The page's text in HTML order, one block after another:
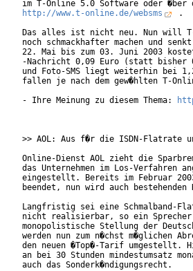
http://www.t-online.de/websms
.
Das alles ist nicht neu. Nun will
noch schmackhafter machen und
22. Mai bis zum 03. Juni 2003
-Nachricht 0,09 Euro (statt bisher
und Foto-SMS liegt weiterhin bei
fallen je nach dem gew�hlten T-
- Ihre Meinung zu diesem Thema:
>> AOL: Aus f�r die ISDN-Flatrate
Online-Dienst AOL zieht die
das Unternehmen im Los-Verfahren
eingestellt. Bereits im Februar
beendet, nun wird auch bestehenden
Langfristig sei eine Schmalband-
nicht realisierbar, so ein Sprecher
monopolistische Stellung der
werden nun zum n�chst m�glichen
den neuen �Top�-Tarif umgestellt.
an bei 30 Stunden mindestumsatz
auch das Sonderk�ndigungsrecht.